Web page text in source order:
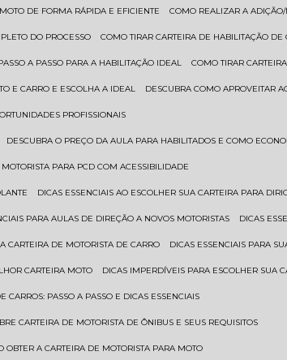
DE FORMA RÁPIDA E EFICIENTE COMO REALIZAR A
DO PROCESSO COMO TIRAR CARTEIRA DE HABILITAÇÃO DE
A PASSO PARA A HABILITAÇÃO IDEAL COMO TIRAR
E CARRO E ESCOLHA A IDEAL DESCUBRA COMO APROVEITAR
PROFISSIONAIS
DESCUBRA O PREÇO DA AULA PARA HABILITADOS E COMO
MOTORISTA PARA PCD COM ACESSIBILIDADE
DICAS ESSENCIAIS AO ESCOLHER SUA CARTEIRA PARA
PARA AULAS DE DIREÇÃO A NOVOS MOTORISTAS DICAS
CARTEIRA DE MOTORISTA DE CARRO DICAS ESSENCIAIS PARA
CARTEIRA MOTO DICAS IMPERDÍVEIS PARA ESCOLHER SUA
CARROS: PASSO A PASSO E DICAS ESSENCIAIS
CARTEIRA DE MOTORISTA DE ÔNIBUS E SEUS REQUISITOS
OBTER A CARTEIRA DE MOTORISTA PARA MOTO